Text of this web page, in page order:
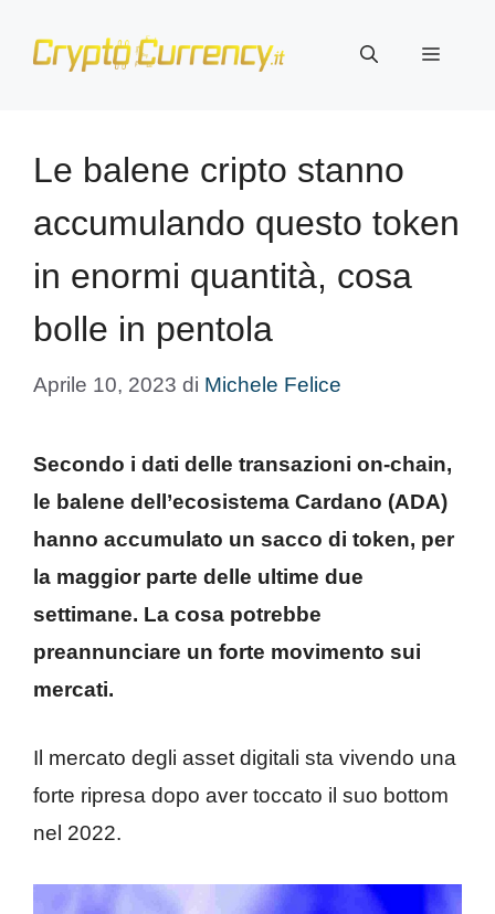
Menu
Le balene cripto stanno
accumulando questo token
in enormi quantità, cosa
bolle in pentola
Aprile 10, 2023 di Michele Felice
Secondo i dati delle transazioni on-chain,
le balene dell’ecosistema Cardano (ADA)
hanno accumulato un sacco di token, per
la maggior parte delle ultime due
settimane. La cosa potrebbe
preannunciare un forte movimento sui
mercati.
Il mercato degli asset digitali sta vivendo una
forte ripresa dopo aver toccato il suo bottom
nel 2022.